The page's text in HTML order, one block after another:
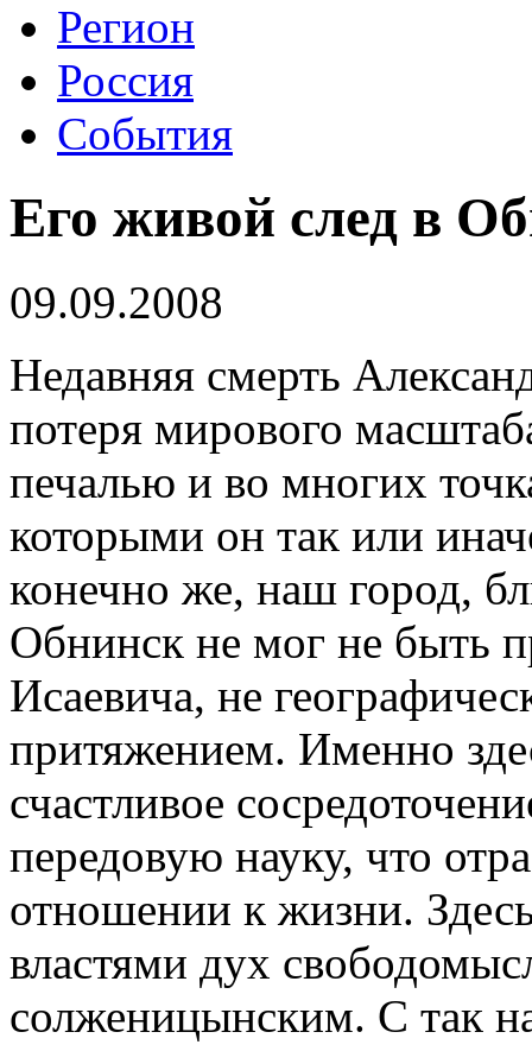
Регион
Россия
События
Его живой след в
09.09.2008
Недавняя смерть
потеря мирового
печалью и во многих
которыми он так или
конечно же, наш город,
Обнинск не мог не быть
Исаевича, не
притяжением. Именно
счастливое
передовую науку, что
отношении к жизни.
властями дух
солженицынским. С так